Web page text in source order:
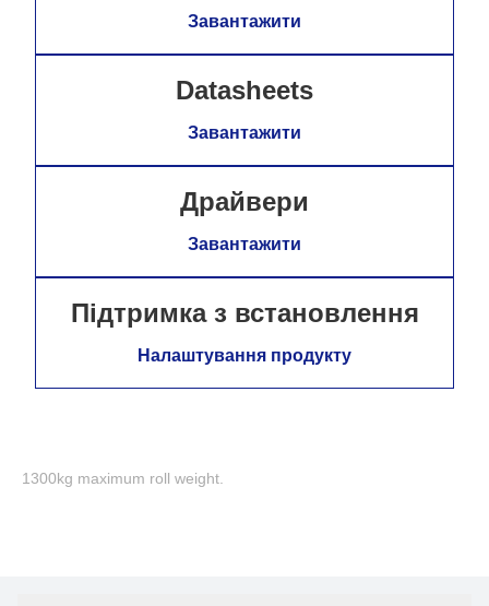
Завантажити
Datasheets
Завантажити
Драйвери
Завантажити
Підтримка з встановлення
Налаштування продукту
1300kg maximum roll weight.